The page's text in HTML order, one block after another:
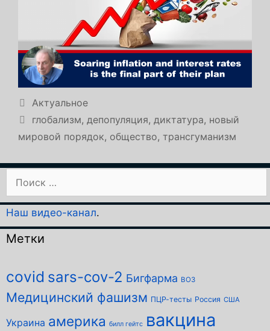
Рубрики
Актуальное
Метки
глобализм, депопуляция, диктатура, новый
мировой порядок, общество, трансгуманизм
Наш видео-канал.
Метки
covid sars-cov-2 Бигфарма ВОЗ
Медицинский фашизм ПЦР-тесты Россия США
Украина америка билл гейтс вакцина